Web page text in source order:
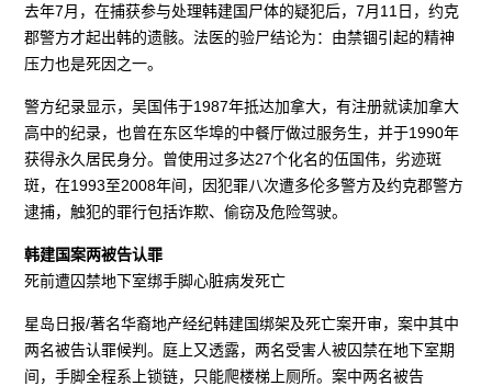
去年7月，在捕获参与处理韩建国尸体的疑犯后，7月11日，约克
郡警方才起出韩的遗骸。法医的验尸结论为：由禁锢引起的精神
压力也是死因之一。
警方纪录显示，吴国伟于1987年抵达加拿大，有注册就读加拿大
高中的纪录，也曾在东区华埠的中餐厅做过服务生，并于1990年
获得永久居民身分。曾使用过多达27个化名的伍国伟，劣迹斑
斑，在1993至2008年间，因犯罪八次遭多伦多警方及约克郡警方
逮捕，触犯的罪行包括诈欺、偷窃及危险驾驶。
韩建国案两被告认罪
死前遭囚禁地下室绑手脚心脏病发死亡
星岛日报/著名华裔地产经纪韩建国绑架及死亡案开审，案中其中
两名被告认罪候判。庭上又透露，两名受害人被囚禁在地下室期
间，手脚全程系上锁链，只能爬楼梯上厕所。案中两名被告